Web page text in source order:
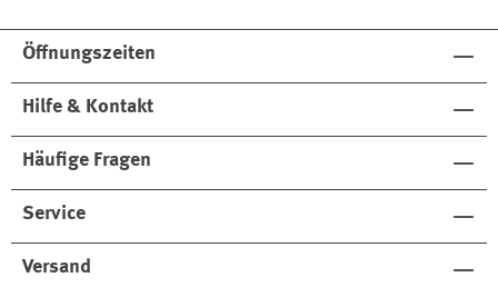
Öffnungszeiten
Hilfe & Kontakt
Häufige Fragen
Service
Versand